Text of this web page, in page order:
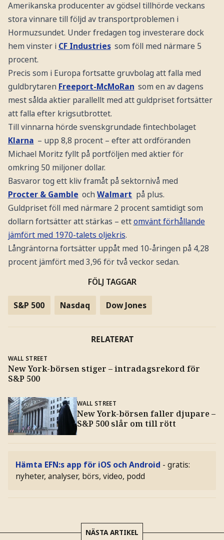
Amerikanska producenter av gödsel tillhörde veckans
stora vinnare till följd av transportproblemen i
Hormuzsundet. Under fredagen tog investerare dock
hem vinster i CF Industries som föll med närmare 5
procent.
Precis som i Europa fortsatte gruvbolag att falla med
guldbrytaren Freeport-McMoRan som en av dagens
mest sålda aktier parallellt med att guldpriset fortsätter
att falla efter krigsutbrottet.
Till vinnarna hörde svenskgrundade fintechbolaget
Klarna – upp 8,8 procent – efter att ordföranden
Michael Moritz fyllt på portföljen med aktier för
omkring 50 miljoner dollar.
Basvaror tog ett kliv framåt på sektornivå med
Procter & Gamble ochWalmart på plus.
Guldpriset föll med närmare 2 procent samtidigt som
dollarn fortsätter att stärkas – ettomvänt förhållande
jämfört med 1970-talets oljekris.
Långräntorna fortsätter uppåt med 10-åringen på 4,28
procent jämfört med 3,96 för två veckor sedan.
FÖLJ TAGGAR
S&P 500 Nasdaq Dow Jones
RELATERAT
WALL STREET
New York-börsen stiger – intradagsrekord för
S&P 500
WALL STREET
New York-börsen faller djupare –
S&P 500 slår om till rött
Hämta EFN:s app för iOS och Android - gratis:
nyheter, analyser, börs, video, podd
NÄSTA ARTIKEL